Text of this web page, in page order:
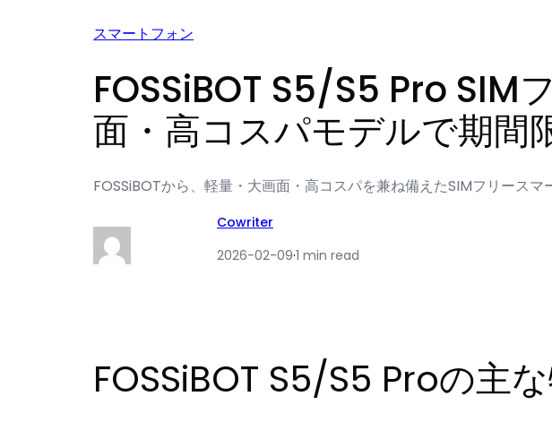
スマートフォン
FOSSiBOT S5/S5 Pro SIM
面・高コスパモデルで期間
FOSSiBOTから、軽量・大画面・高コスパを兼ね備えたSIMフリース
Cowriter
2026-02-09·1 min read
FOSSiBOT S5/S5 Proの主